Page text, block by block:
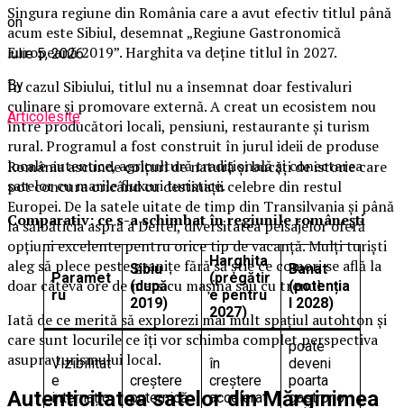
Singura regiune din România care a avut efectiv titlul până
acum este Sibiul, desemnat „Regiune Gastronomică
Europeană 2019”. Harghita va deține titlul în 2027.
În cazul Sibiului, titlul nu a însemnat doar festivaluri
culinare și promovare externă. A creat un ecosistem nou
între producători locali, pensiuni, restaurante și turism
rural. Programul a fost construit în jurul ideii de produse
locale autentice, agricultură tradițională și conectarea
satelor cu marile fluxuri turistice.
Comparativ: ce s-a schimbat în regiunile românești
Paramet
ru
Sibiu
(după
2019)
Harghita
(pregătir
e pentru
2027)
Banat
(potenția
l 2028)
Vizibilitat
e
internațio
creștere
puternică
în
creștere
accelerat
poate
deveni
poarta
gastrono
on
iulie 5, 2026
By
Articolesite
România ascunde colțuri de natură și bucăți de istorie care
pot concura oricând cu destinații celebre din restul
Europei. De la satele uitate de timp din Transilvania și până
la sălbăticia aspră a Deltei, diversitatea peisajelor oferă
opțiuni excelente pentru orice tip de vacanță. Mulți turiști
aleg să plece peste granițe fără să știe ce comori se află la
doar câteva ore de mers cu mașina sau cu trenul.
Iată de ce merită să explorezi mai mult spațiul autohton și
care sunt locurile ce îți vor schimba complet perspectiva
asupra turismului local.
Autenticitatea satelor din Mărginimea